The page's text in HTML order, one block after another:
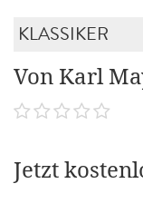
KLASSIKER
Von Karl
Jetzt